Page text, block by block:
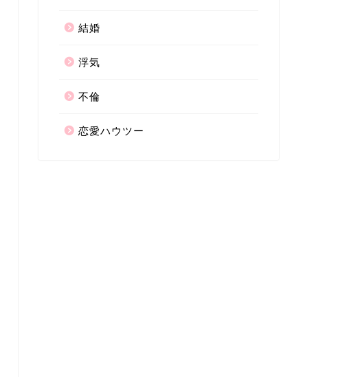
結婚
浮気
不倫
恋愛ハウツー